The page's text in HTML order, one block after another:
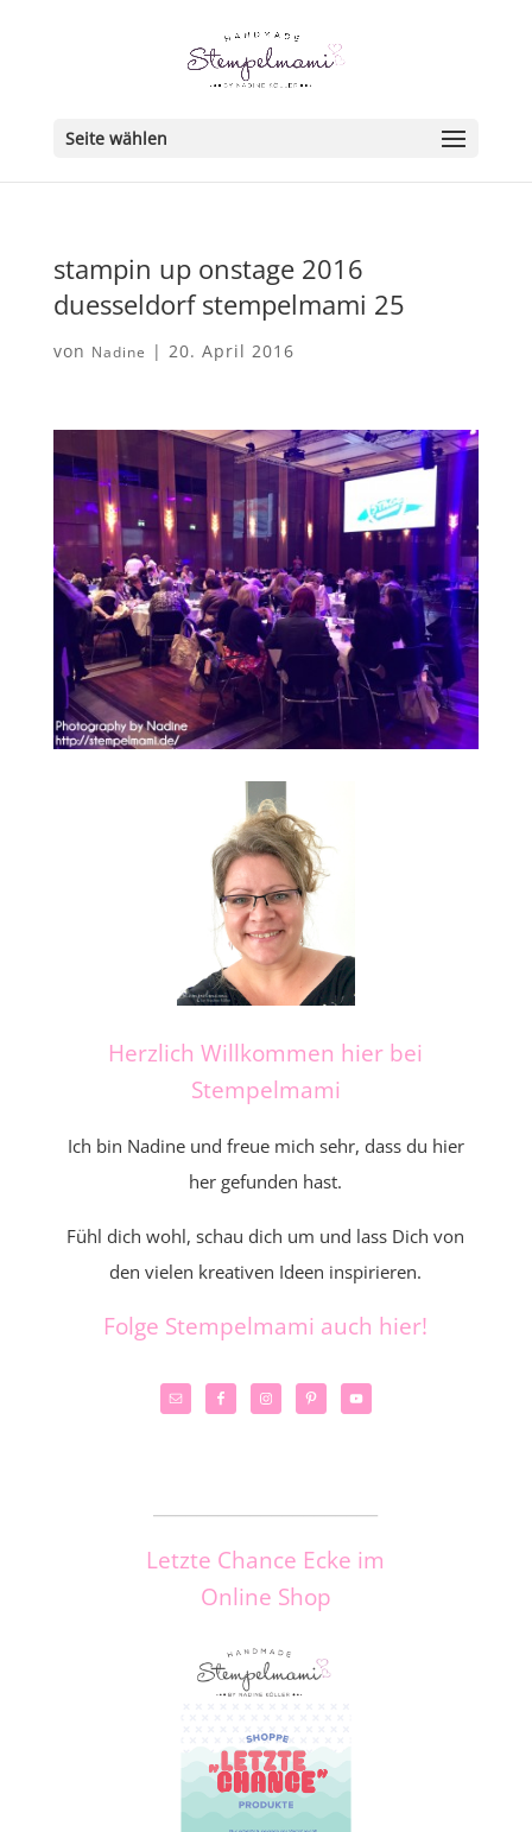
Seite wählen
stampin up onstage 2016
duesseldorf stempelmami 25
von Nadine | 20. April 2016
Herzlich Willkommen hier bei
Stempelmami
Ich bin Nadine und freue mich sehr, dass du hier
her gefunden hast.
Fühl dich wohl, schau dich um und lass Dich von
den vielen kreativen Ideen inspirieren.
Folge Stempelmami auch hier!
Letzte Chance Ecke im
Online Shop